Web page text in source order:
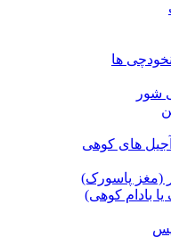
ها
شور
های کوهی
(مغز پاسورک)
بادام کوهی)